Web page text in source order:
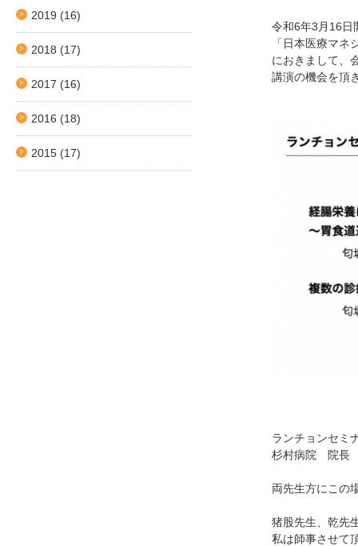
2019 (16)
2018 (17)
2017 (16)
2016 (18)
2015 (17)
令和6年3月16日
「日本医療マ
におきまして
講演の機会を頂
ランチョンセミ
杉村病院 院長
両先生方にこの
猪股先生、乾先
私は師事させて